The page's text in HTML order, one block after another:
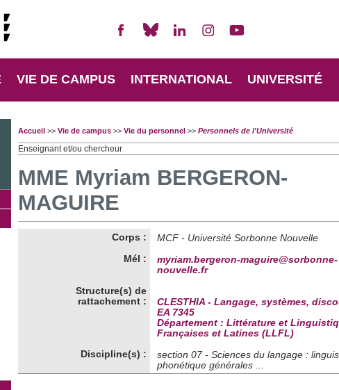
VIE DE CAMPUS INTERNATIONAL UNIVERSITÉ
Accueil>> Vie de campus>> Vie du personnel>> Personnels de l'Université
Enseignant et/ou chercheur
MME Myriam BERGERON-
MAGUIRE
Corps :
MCF - Université Sorbonne Nouvelle
Mél :
myriam.bergeron-maguire@sorbonne-
nouvelle.fr
Structure(s) de
rattachement :
CLESTHIA - Langage, systèmes,
EA 7345
Département : Littérature et
Françaises et Latines (LLFL)
Discipline(s) :
section 07 - Sciences du langage :
phonétique générales ...